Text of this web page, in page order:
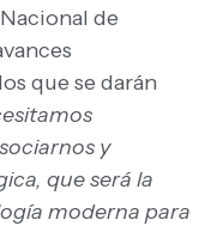
de
que se darán
y
que será la
moderna para